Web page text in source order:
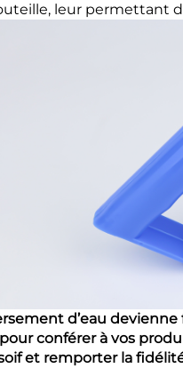
leur permettant
d’eau
conférer à vos
et remporter la